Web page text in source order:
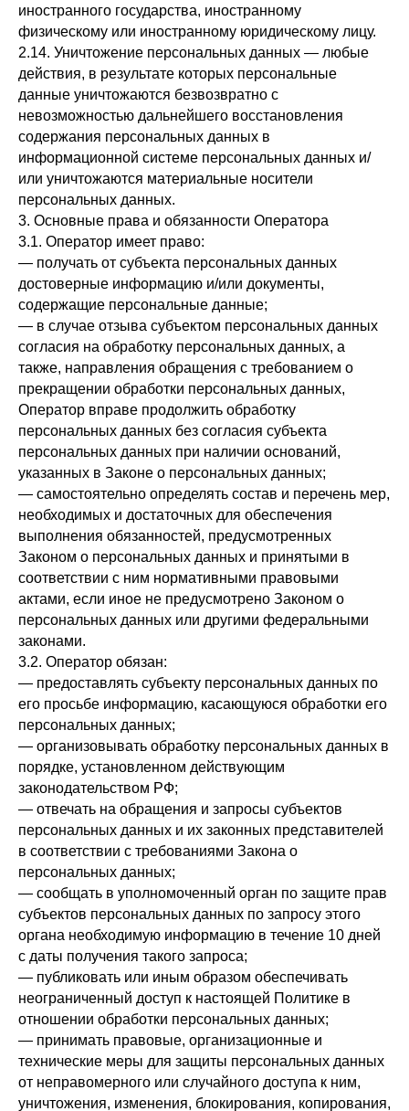
иностранного государства, иностранному
физическому или иностранному юридическому лицу.
2.14. Уничтожение персональных данных — любые
действия, в результате которых персональные
данные уничтожаются безвозвратно с
невозможностью дальнейшего восстановления
содержания персональных данных в
информационной системе персональных данных и/
или уничтожаются материальные носители
персональных данных.
3. Основные права и обязанности Оператора
3.1. Оператор имеет право:
— получать от субъекта персональных данных
достоверные информацию и/или документы,
содержащие персональные данные;
— в случае отзыва субъектом персональных данных
согласия на обработку персональных данных, а
также, направления обращения с требованием о
прекращении обработки персональных данных,
Оператор вправе продолжить обработку
персональных данных без согласия субъекта
персональных данных при наличии оснований,
указанных в Законе о персональных данных;
— самостоятельно определять состав и перечень мер,
необходимых и достаточных для обеспечения
выполнения обязанностей, предусмотренных
Законом о персональных данных и принятыми в
соответствии с ним нормативными правовыми
актами, если иное не предусмотрено Законом о
персональных данных или другими федеральными
законами.
3.2. Оператор обязан:
— предоставлять субъекту персональных данных по
его просьбе информацию, касающуюся обработки его
персональных данных;
— организовывать обработку персональных данных в
порядке, установленном действующим
законодательством РФ;
— отвечать на обращения и запросы субъектов
персональных данных и их законных представителей
в соответствии с требованиями Закона о
персональных данных;
— сообщать в уполномоченный орган по защите прав
субъектов персональных данных по запросу этого
органа необходимую информацию в течение 10 дней
с даты получения такого запроса;
— публиковать или иным образом обеспечивать
неограниченный доступ к настоящей Политике в
отношении обработки персональных данных;
— принимать правовые, организационные и
технические меры для защиты персональных данных
от неправомерного или случайного доступа к ним,
уничтожения, изменения, блокирования, копирования,